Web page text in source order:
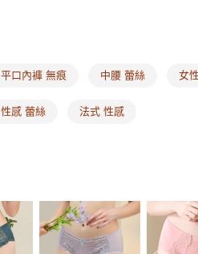
平口內褲 無痕 中腰 蕾絲 女
性感 蕾絲 法式 性感